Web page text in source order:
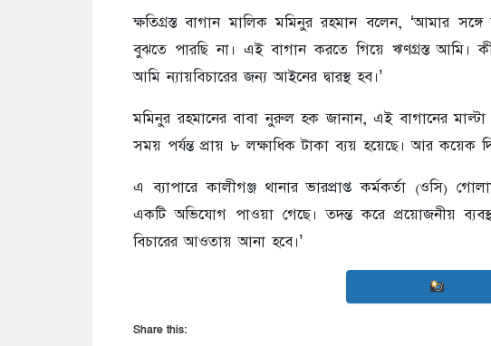
ক্ষতিগ্রস্ত বাগান মালিক মমিনুর রহমান বলেন, ‘আমার
বুঝতে পারছি না। এই বাগান করতে গিয়ে ঋণগ্রস্ত আমি।
আমি ন্যায়বিচারের জন্য আইনের দ্বারস্থ হব।’
মমিনুর রহমানের বাবা নুরুল হক জানান, এই বাগানের
সময় পর্যন্ত প্রায় ৮ লক্ষাধিক টাকা ব্যয় হয়েছে। আর কয়েক
এ ব্যাপারে কালীগঞ্জ থানার ভারপ্রাপ্ত কর্মকর্তা (ওসি)
একটি অভিযোগ পাওয়া গেছে। তদন্ত করে প্রয়োজনীয়
বিচারের আওতায় আনা হবে।’
Share this: